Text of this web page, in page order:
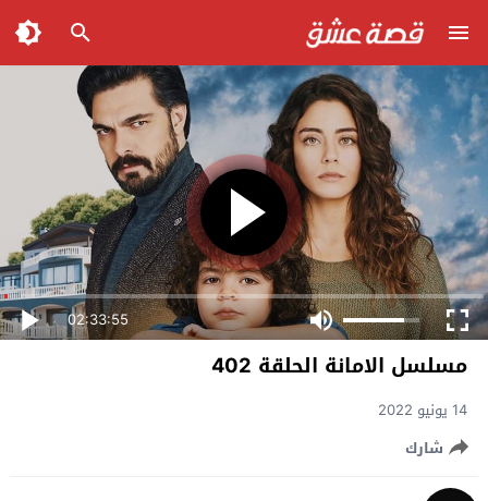
02:33:55
مسلسل الامانة الحلقة 402
14 يونيو 2022
شارك